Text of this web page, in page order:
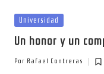
Publicada
en
Universidad
Un honor y un
Por Rafael Contreras